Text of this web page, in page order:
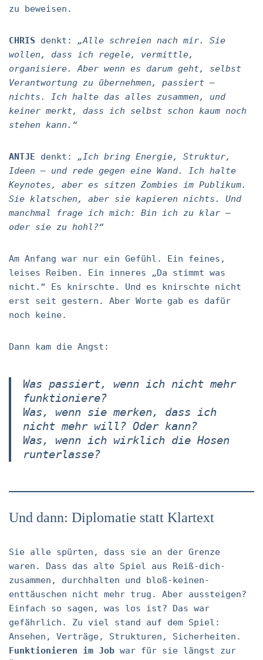
zu beweisen.
CHRIS denkt: „Alle schreien nach mir. Sie
wollen, dass ich regele, vermittle,
organisiere. Aber wenn es darum geht, selbst
Verantwortung zu übernehmen, passiert –
nichts. Ich halte das alles zusammen, und
keiner merkt, dass ich selbst schon kaum noch
stehen kann.“
ANTJE denkt: „Ich bring Energie, Struktur,
Ideen – und rede gegen eine Wand. Ich halte
Keynotes, aber es sitzen Zombies im Publikum.
Sie klatschen, aber sie kapieren nichts. Und
manchmal frage ich mich: Bin ich zu klar –
oder sie zu hohl?“
Am Anfang war nur ein Gefühl. Ein feines,
leises Reiben. Ein inneres „Da stimmt was
nicht.“ Es knirschte. Und es knirschte nicht
erst seit gestern. Aber Worte gab es dafür
noch keine.
Dann kam die Angst:
Was passiert, wenn ich nicht mehr
funktioniere?
Was, wenn sie merken, dass ich
nicht mehr will? Oder kann?
Was, wenn ich wirklich die Hosen
runterlasse?
Und dann: Diplomatie statt Klartext
Sie alle spürten, dass sie an der Grenze
waren. Dass das alte Spiel aus Reiß-dich-
zusammen, durchhalten und bloß-keinen-
enttäuschen nicht mehr trug. Aber aussteigen?
Einfach so sagen, was los ist? Das war
gefährlich. Zu viel stand auf dem Spiel:
Ansehen, Verträge, Strukturen, Sicherheiten.
Funktionieren im Job war für sie längst zur